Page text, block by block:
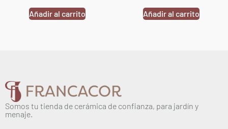
Añadir al carrito Añadir al carrito
Somos tu tienda de cerámica de confianza, para jardín y
menaje.